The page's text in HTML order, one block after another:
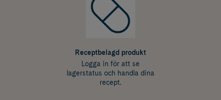
Receptbelagd produkt
Logga in för att se
lagerstatus och handla dina
recept.